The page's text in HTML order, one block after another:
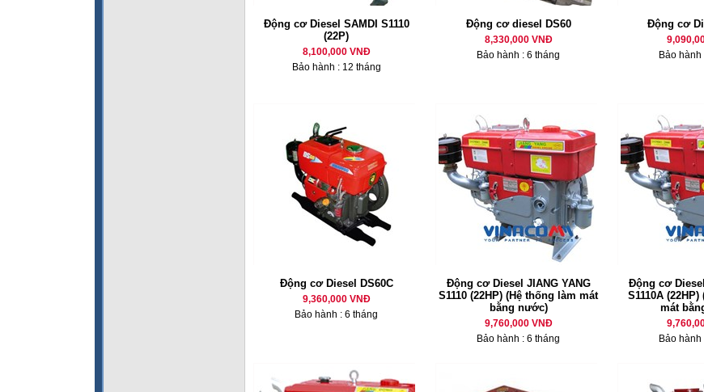
Động cơ Diesel SAMDI S1110
(22P)
8,100,000 VNĐ
Bảo hành : 12 tháng
Động cơ diesel DS60
8,330,000 VNĐ
Bảo hành : 6 tháng
Động cơ
Bảo hành
Động cơ Diesel DS60C
9,360,000 VNĐ
Bảo hành : 6 tháng
Động cơ Diesel JIANG YANG
S1110 (22HP) (Hệ thống làm mát
bằng nước)
9,760,000 VNĐ
Bảo hành : 6 tháng
Động cơ
S1110A
mát
Bảo hành